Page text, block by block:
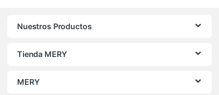
Nuestros Productos
Tienda MERY
MERY